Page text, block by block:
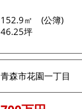
152.9㎡ (公簿)
46.25坪
青森市花園一丁目